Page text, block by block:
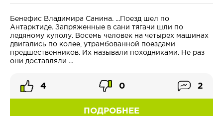
Бенефис Владимира Санина. ...Поезд шел по
Антарктиде. Запряженные в сани тягачи шли по
ледяному куполу. Восемь человек на четырех машинах
двигались по колее, утрамбованной поездами
предшественников. Их называли походниками. Не раз
они доставляли ...
ПОДРОБНЕЕ
4 0 2